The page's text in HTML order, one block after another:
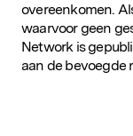
overeenkomen.
waarvoor geen
Network is
aan de bevoegde